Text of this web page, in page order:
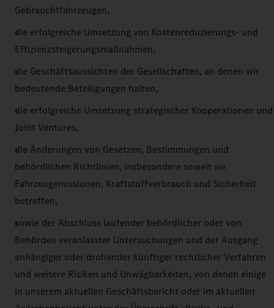
Gebrauchtfahrzeugen,
die erfolgreiche Umsetzung von Kostenreduzierungs- und
Effizienzsteigerungsmaßnahmen,
die Geschäftsaussichten der Gesellschaften, an denen wir
bedeutende Beteiligungen halten,
die erfolgreiche Umsetzung strategischer Kooperationen und
Joint Ventures,
die Änderungen von Gesetzen, Bestimmungen und
behördlichen Richtlinien, insbesondere soweit sie
Fahrzeugemissionen, Kraftstoffverbrauch und Sicherheit
betreffen,
sowie der Abschluss laufender behördlicher oder von
Behörden veranlasster Untersuchungen und der Ausgang
anhängiger oder drohender künftiger rechtlicher Verfahren
und weitere Risiken und Unwägbarkeiten, von denen einige
in unserem aktuellen Geschäftsbericht oder im aktuellen